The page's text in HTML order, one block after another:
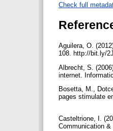
Check full
Aguilera, O.
108. http://bit.ly/
Albrecht, S.
internet.
Bosetta, M.,
pages stimulate
Casteltrione, I.
Communication